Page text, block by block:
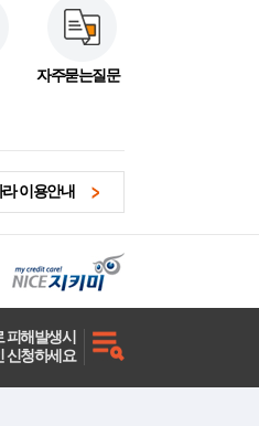
자주묻는질문
이용안내
피해발생시
신청하세요